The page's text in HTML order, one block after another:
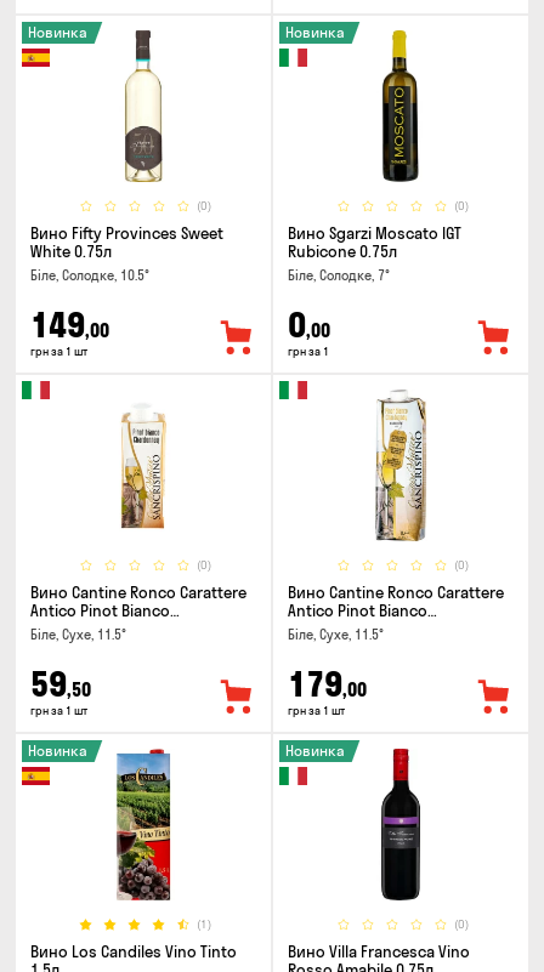
(0)
Новинка
Вино Fifty Provinces Sweet
White 0.75л
Біле, Солодке, 10.5°
149,00
грн за 1 шт
(0)
Новинка
Вино Sgarzi Moscato IGT
Rubicone 0.75л
Біле, Солодке, 7°
0,00
грн за 1
(0)
Вино Cantine Ronco Carattere
Antico Pinot Bianco
Chardonnay Rubicone IGT 0.25л
Біле, Сухе, 11.5°
59,50
грн за 1 шт
(0)
Вино Cantine Ronco Carattere
Antico Pinot Bianco
Chardonnay Rubicone IGT 1л
Біле, Сухе, 11.5°
179,00
грн за 1 шт
(1)
Новинка
Вино Los Candiles Vino Tinto
(0)
Новинка
Вино Villa Francesca Vino